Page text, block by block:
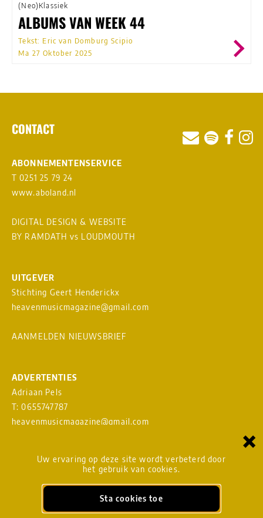
Uw ervaring op deze site wordt verbeterd door
het gebruik van cookies.
Sta cookies toe
×
(Neo)Klassiek
ALBUMS VAN WEEK 44
Tekst: Eric van Domburg Scipio
Ma 27 Oktober 2025
CONTACT
ABONNEMENTENSERVICE
T 0251 25 79 24
www.aboland.nl
DIGITAL DESIGN & WEBSITE
BY RAMDATH vs LOUDMOUTH
UITGEVER
Stichting Geert Henderickx
heavenmusicmagazine@gmail.com
AANMELDEN NIEUWSBRIEF
ADVERTENTIES
Adriaan Pels
T: 0655747787
heavenmusicmagazine@gmail.com